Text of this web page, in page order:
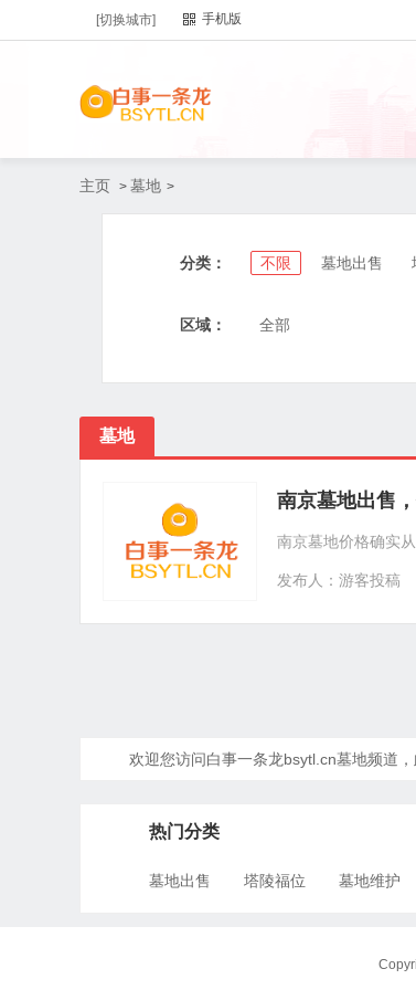
[切换城市] 手机版
主页 > 墓地 >
分类： 不限 墓地出售
区域： 全部
墓地
南京墓地出售
南京墓地价格确实
发布人：游客投稿
欢迎您访问白事一条龙bsytl.cn墓地频道
热门分类
墓地出售 塔陵福位 墓地维护